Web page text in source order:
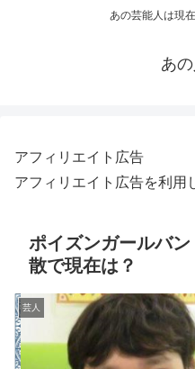
あの芸能人は現
あ
アフィリエイト広告
アフィリエイト広告を利用
ポイズンガールバ
散で現在は？
芸人